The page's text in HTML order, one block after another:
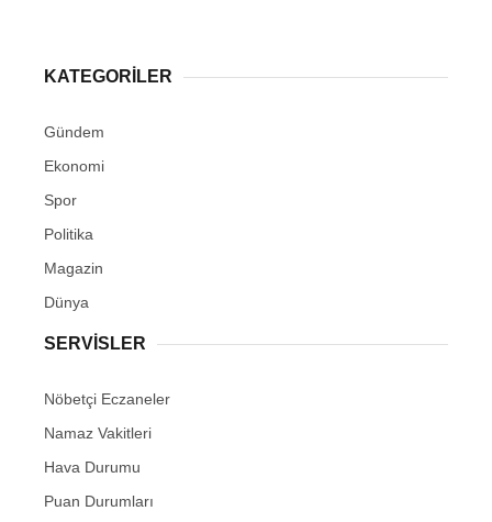
KATEGORİLER
Gündem
Ekonomi
Spor
Politika
Magazin
Dünya
SERVİSLER
Nöbetçi Eczaneler
Namaz Vakitleri
Hava Durumu
Puan Durumları